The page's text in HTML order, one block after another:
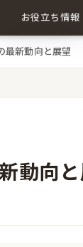
いて詳しく
お役立ち情報
店舗に関する
最新動向と展望
動向